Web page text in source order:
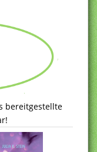
bereitgestellte